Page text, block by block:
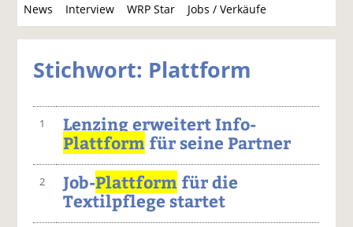
News Interview WRP Star Jobs / Verkäufe
u
c
Stichwort: Plattform
1
Lenzing erweitert Info-
Plattform für seine Partner
2 Job-Plattform für die
Textilpflege startet